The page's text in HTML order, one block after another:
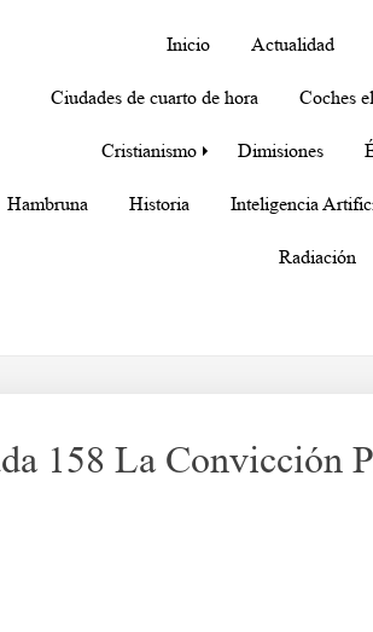
Inicio Actualidad
Ciudades de cuarto de hora Coches
Cristianismo Dimisiones
Hambruna Historia Inteligencia
Radiación
158 La Convicción